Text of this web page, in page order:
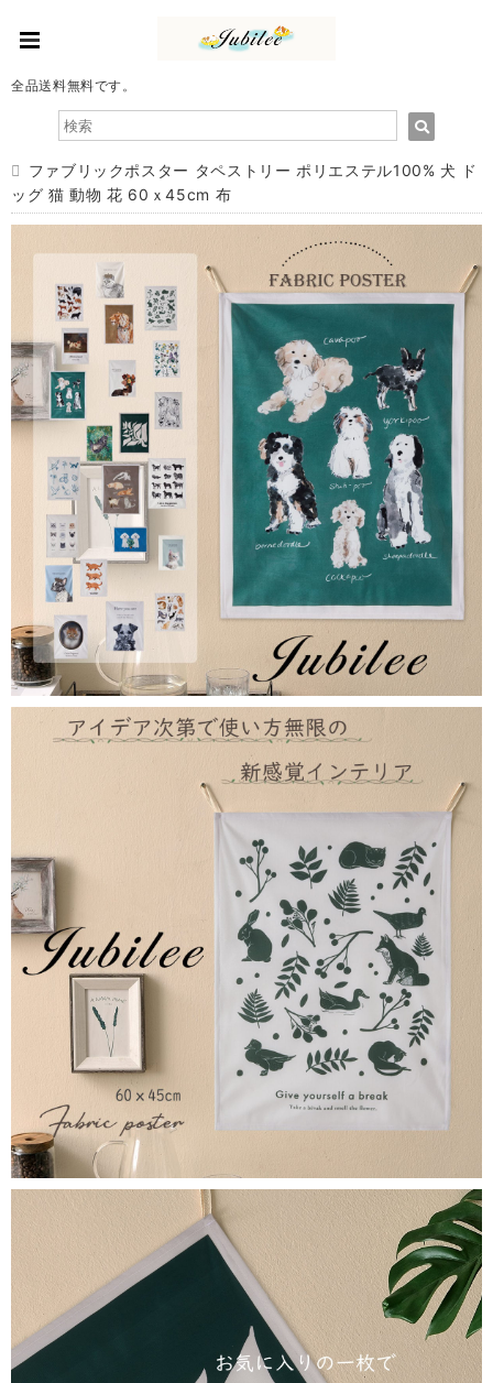
全品送料無料です。
ファブリックポスター タペストリー ポリエステル100% 犬 ド
ッグ 猫 動物 花 60ｘ45cm 布